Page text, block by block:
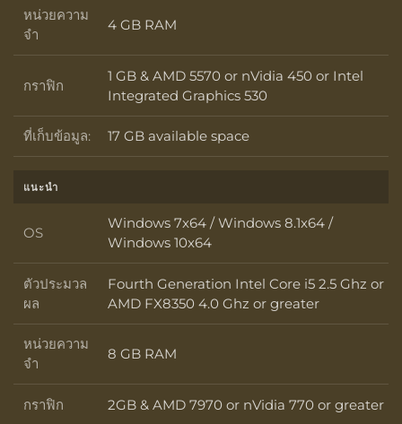
หน่วยความ
จำ
หน่วยความจำ
4 GB RAM
กราฟิก กราฟิก
1 GB & AMD 5570 or nVidia 450 or Intel
Integrated Graphics 530
ที่เก็บข้อมูล: ที่เก็บข้อมูล:
17 GB available space
แนะนำ
OS OS
Windows 7x64 / Windows 8.1x64 /
Windows 10x64
ตัวประมวล
ผล
ตัวประมวลผล
Fourth Generation Intel Core i5 2.5 Ghz or
AMD FX8350 4.0 Ghz or greater
หน่วยความ
จำ
หน่วยความจำ
8 GB RAM
กราฟิก กราฟิก
2GB & AMD 7970 or nVidia 770 or greater